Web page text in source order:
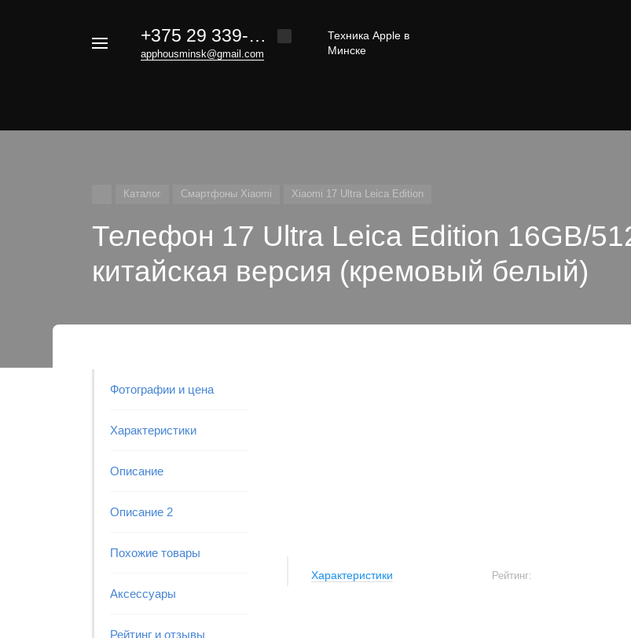
+375 29 339-20-30
apphousminsk@gmail.com
Техника Apple в
Минске
Каталог Смартфоны Xiaomi Xiaomi 17 Ultra Leica Edition
Телефон 17 Ultra Leica Edition 16GB/
китайская версия (кремовый белый)
Фотографии и цена
Характеристики
Описание
Описание 2
Похожие товары
Аксессуары
Рейтинг и отзывы
Характеристики Рейтинг: